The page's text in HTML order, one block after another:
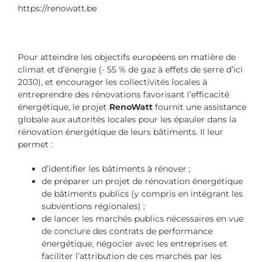
https://renowatt.be
Pour atteindre les objectifs européens en matière de
climat et d’énergie (- 55 % de gaz à effets de serre d’ici
2030), et encourager les collectivités locales à
entreprendre des rénovations favorisant l’efficacité
énergétique, le projet RenoWatt fournit une assistance
globale aux autorités locales pour les épauler dans la
rénovation énergétique de leurs bâtiments. Il leur
permet :
d’identifier les bâtiments à rénover ;
de préparer un projet de rénovation énergétique
de bâtiments publics (y compris en intégrant les
subventions régionales) ;
de lancer les marchés publics nécessaires en vue
de conclure des contrats de performance
énergétique, négocier avec les entreprises et
faciliter l’attribution de ces marchés par les